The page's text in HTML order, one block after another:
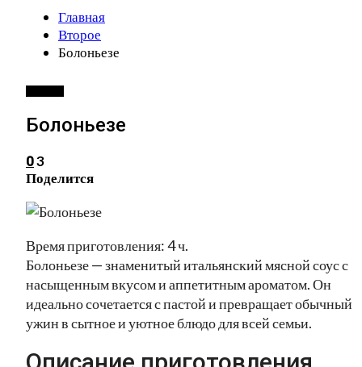
Главная
Второе
Болоньезе
Болоньезе
03
Поделится
Время приготовления: 4 ч.
Болоньезе — знаменитый итальянский мясной соус с
насыщенным вкусом и аппетитным ароматом. Он
идеально сочетается с пастой и превращает обычный
ужин в сытное и уютное блюдо для всей семьи.